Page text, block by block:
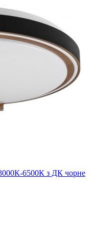
6500К з ДК чорне